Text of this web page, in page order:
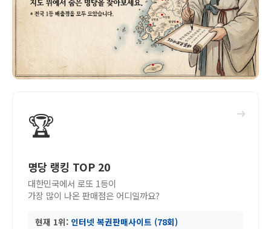
➜
🏆
명당 랭킹 TOP 20
대한민국에서 로또 1등이
가장 많이 나온 판매점은 어디일까요?
현재 1위: 인터넷 복권판매사이트 (78회)